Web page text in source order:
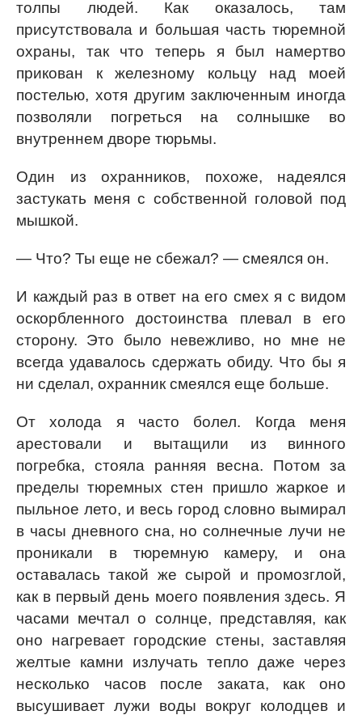
толпы людей. Как оказалось, там
присутствовала и большая часть тюремной
охраны, так что теперь я был намертво
прикован к железному кольцу над моей
постелью, хотя другим заключенным иногда
позволяли погреться на солнышке во
внутреннем дворе тюрьмы.
Один из охранников, похоже, надеялся
застукать меня с собственной головой под
мышкой.
— Что? Ты еще не сбежал? — смеялся он.
И каждый раз в ответ на его смех я с видом
оскорбленного достоинства плевал в его
сторону. Это было невежливо, но мне не
всегда удавалось сдержать обиду. Что бы я
ни сделал, охранник смеялся еще больше.
От холода я часто болел. Когда меня
арестовали и вытащили из винного
погребка, стояла ранняя весна. Потом за
пределы тюремных стен пришло жаркое и
пыльное лето, и весь город словно вымирал
в часы дневного сна, но солнечные лучи не
проникали в тюремную камеру, и она
оставалась такой же сырой и промозглой,
как в первый день моего появления здесь. Я
часами мечтал о солнце, представляя, как
оно нагревает городские стены, заставляя
желтые камни излучать тепло даже через
несколько часов после заката, как оно
высушивает лужи воды вокруг колодцев и